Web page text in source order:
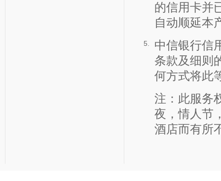
的信用卡并
自动顺延本
5.
中信银行信
条款及细则
何方式将此
注：此服务
夜，情人节
酒店而有所